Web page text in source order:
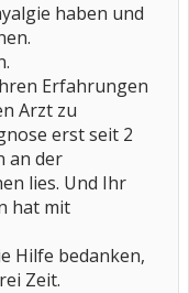
haben und
Erfahrungen
Arzt zu
erst seit 2
an der
lies. Und Ihr
hat mit
Hilfe bedanken,
Zeit.